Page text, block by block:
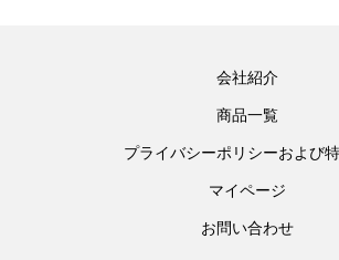
会社紹介
商品一覧
プライバシーポリシーおよび
マイページ
お問い合わせ